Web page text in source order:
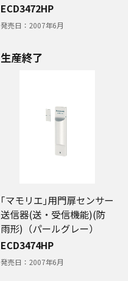
ECD3472HP
発売日： 2007年6月
生産終了
｢マモリエ｣用門扉センサー
送信器(送・受信機能)(防
雨形)（パールグレー）
ECD3474HP
発売日： 2007年6月